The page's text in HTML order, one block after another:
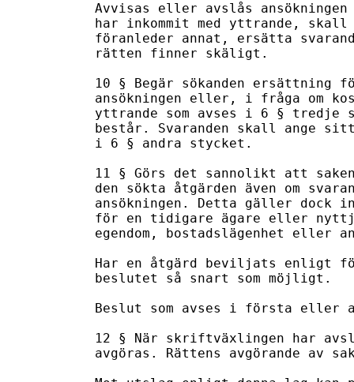
Avvisas eller avslås
har inkommit med yttrande,
föranleder annat, ersätta
rätten finner skäligt.
10 § Begär sökanden
ansökningen eller, i fråga om
yttrande som avses i 6 § tredje
består. Svaranden skall ange
i 6 § andra stycket.
11 § Görs det sannolikt att
den sökta åtgärden även om
ansökningen. Detta gäller dock
för en tidigare ägare eller
egendom, bostadslägenhet eller
Har en åtgärd beviljats enligt
beslutet så snart som möjligt.
Beslut som avses i första eller
12 § När skriftväxlingen har
avgöras. Rättens avgörande av